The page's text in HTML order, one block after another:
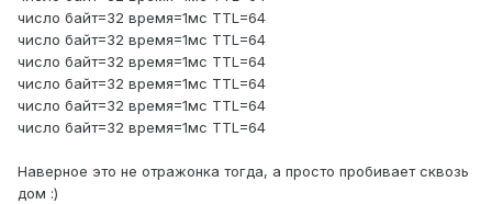
число байт=32 время=1мс TTL=64
число байт=32 время=1мс TTL=64
число байт=32 время=1мс TTL=64
число байт=32 время=1мс TTL=64
число байт=32 время=1мс TTL=64
число байт=32 время=1мс TTL=64
Наверное это не отражонка тогда, а просто пробивает сквозь
дом :)